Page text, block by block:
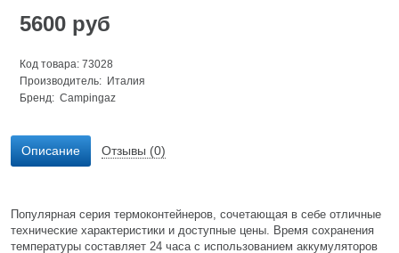
5600 руб
Код товара: 73028
Производитель: Италия
Бренд: Campingaz
Описание Отзывы (0)
Популярная серия термоконтейнеров, сочетающая в себе отличные
технические характеристики и доступные цены. Время сохранения
температуры составляет 24 часа с использованием аккумуляторов